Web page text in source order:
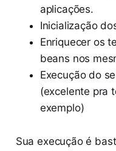
aplicações.
Inicialização
Enriquecer os
beans nos
Execução do
(excelente pra
exemplo)
Sua execução é